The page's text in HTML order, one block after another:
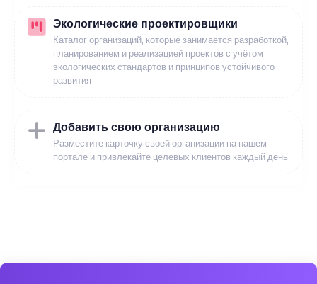
Экологические проектировщики
Каталог организаций, которые занимается разработкой,
планированием и реализацией проектов с учётом
экологических стандартов и принципов устойчивого
развития
Добавить свою организацию
Разместите карточку своей организации на нашем
портале и привлекайте целевых клиентов каждый день